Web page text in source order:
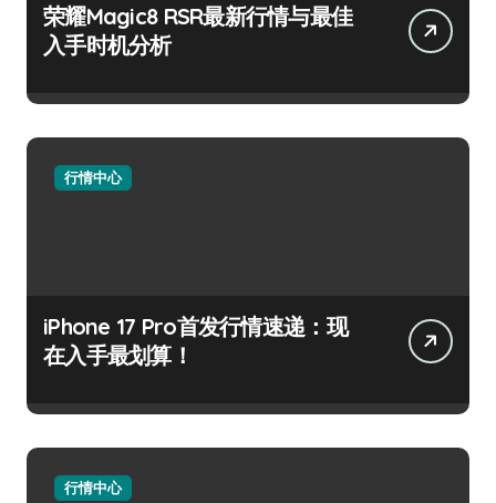
荣耀Magic8 RSR最新行情与最佳
入手时机分析
行情中心
iPhone 17 Pro首发行情速递：现
在入手最划算！
行情中心